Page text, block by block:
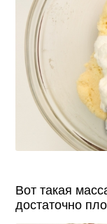
Вот такая
достаточно